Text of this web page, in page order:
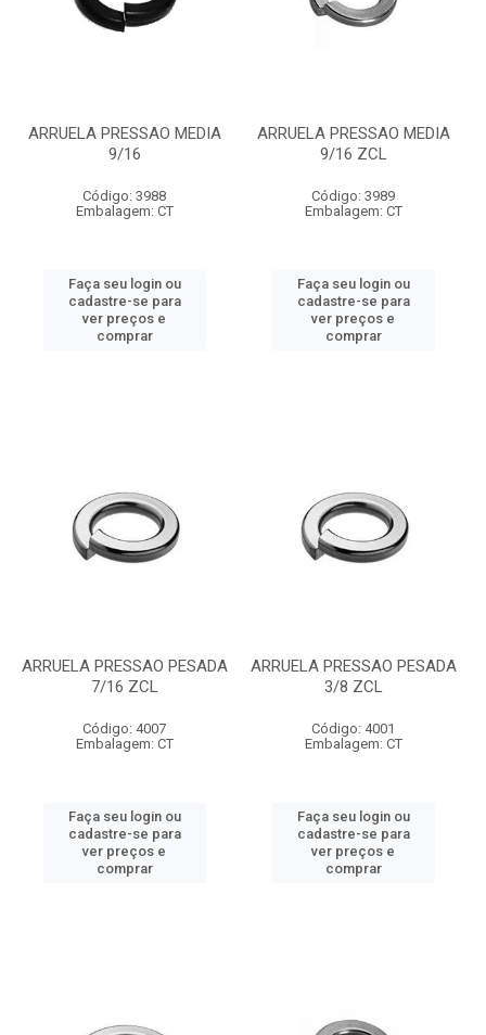
ARRUELA PRESSAO MEDIA
9/16
Código: 3988
Embalagem: CT
Faça seu login ou
cadastre-se para
ver preços e
comprar
ARRUELA PRESSAO MEDIA
9/16 ZCL
Código: 3989
Embalagem: CT
Faça seu login ou
cadastre-se para
ver preços e
comprar
ARRUELA PRESSAO PESADA
7/16 ZCL
Código: 4007
Embalagem: CT
Faça seu login ou
cadastre-se para
ver preços e
comprar
ARRUELA PRESSAO PESADA
3/8 ZCL
Código: 4001
Embalagem: CT
Faça seu login ou
cadastre-se para
ver preços e
comprar